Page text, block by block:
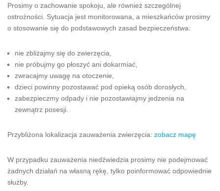
Prosimy o zachowanie spokoju, ale również szczególnej
ostrożności. Sytuacja jest monitorowana, a mieszkańców prosimy
o stosowanie się do podstawowych zasad bezpieczeństwa:
nie zbliżajmy się do zwierzęcia,
nie próbujmy go płoszyć ani dokarmiać,
zwracajmy uwagę na otoczenie,
dzieci powinny pozostawać pod opieką osób dorosłych,
zabezpieczmy odpady i nie pozostawiajmy jedzenia na
zewnątrz posesji.
Przybliżona lokalizacja zauważenia zwierzęcia: zobacz mapę
W przypadku zauważenia niedźwiedzia prosimy nie podejmować
żadnych działań na własną rękę, tylko poinformować odpowiednie
służby.